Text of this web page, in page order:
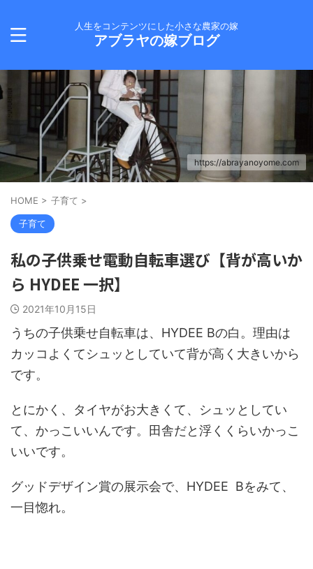
人生をコンテンツにした小さな農家の嫁
アブラヤの嫁ブログ
https://abrayanoyome.com
HOME > 子育て >
子育て
私の子供乗せ電動自転車選び【背が高いか
ら HYDEE 一択】
2021年10月15日
うちの子供乗せ自転車は、HYDEE Bの白。理由は
カッコよくてシュッとしていて背が高く大きいから
です。
とにかく、タイヤがお大きくて、シュッとしてい
て、かっこいいんです。田舎だと浮くくらいかっこ
いいです。
グッドデザイン賞の展示会で、HYDEE Bをみて、
一目惚れ。